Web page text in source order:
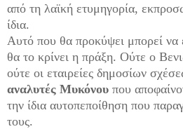
από τη λαϊκή ετυμηγορία,
ίδια.
Αυτό που θα προκύψει μπορεί να
θα το κρίνει η πράξη. Ούτε ο
ούτε οι εταιρείες δημοσίων
αναλυτές Μυκόνου που
την ίδια αυτοπεποίθηση που
τους.